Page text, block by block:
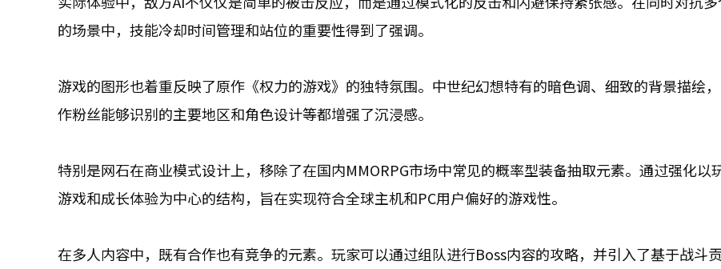
的场景中，技能冷却时间管理和站位的重要性得到了强调。
游戏的图形也着重反映了原作《权力的游戏》的独特氛围。中世纪幻想特有的暗色调、细致的背景描绘
作粉丝能够识别的主要地区和角色设计等都增强了沉浸感。
特别是网石在商业模式设计上，移除了在国内MMORPG市场中常见的概率型装备抽取元素。通过强化以
游戏和成长体验为中心的结构，旨在实现符合全球主机和PC用户偏好的游戏性。
在多人内容中，既有合作也有竞争的元素。玩家可以通过组队进行Boss内容的攻略，并引入了基于战斗